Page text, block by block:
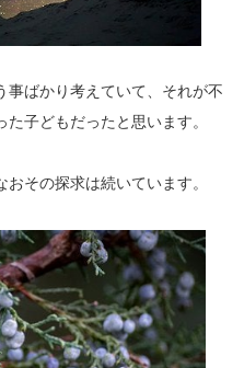
事ばかり考えていて、それが不
子どもだったと思います。
その探求は続いています。